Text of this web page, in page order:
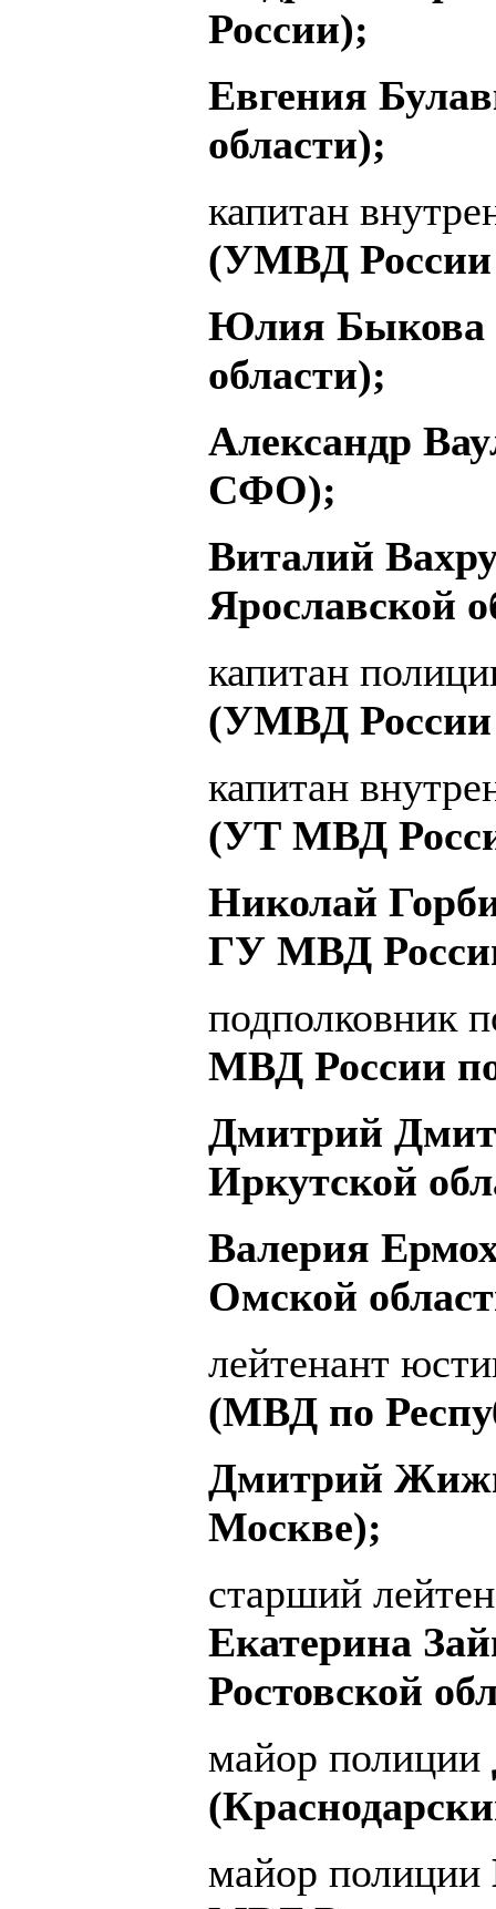
России);
Евгения
области);
капитан
(УМВД России
Юлия Быкова
области);
Александр
СФО);
Виталий
Ярославской
капитан
(УМВД России
капитан
(УТ МВД
Николай
ГУ МВД
подполковник
МВД России
Дмитрий
Иркутской
Валерия
Омской
лейтенант
(МВД по
Дмитрий
Москве);
старший
Екатерина
Ростовской
майор полиции
майор полиции